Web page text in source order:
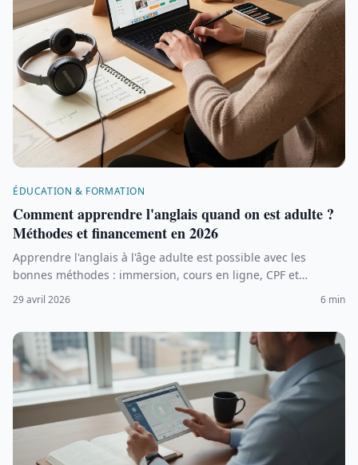
ÉDUCATION & FORMATION
Comment apprendre l'anglais quand on est adulte ?
Méthodes et financement en 2026
Apprendre l'anglais à l'âge adulte est possible avec les
bonnes méthodes : immersion, cours en ligne, CPF et
pratiques quotidiennes. Découvrez les solutions adaptées et
29 avril 2026 6 min